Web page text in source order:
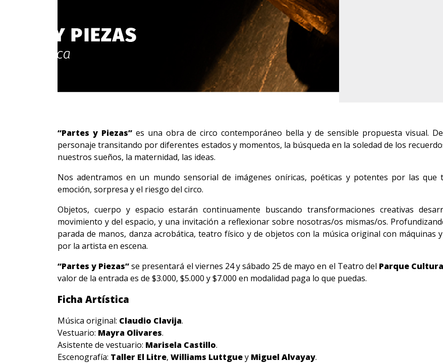
“Partes y Piezas”es una obra de circo contemporáneo bella y de sensible propuesta visual.
personaje transitando por diferentes estados y momentos, la búsqueda en la soledad de los
nuestros sueños, la maternidad, las ideas.
Nos adentramos en un mundo sensorial de imágenes oníricas, poéticas y potentes por las
emoción, sorpresa y el riesgo del circo.
Objetos, cuerpo y espacio estarán continuamente buscando transformaciones creativas
movimiento y del espacio, y una invitación a reflexionar sobre nosotras/os mismas/os.
parada de manos, danza acrobática, teatro físico y de objetos con la música original con máquinas
por la artista en escena.
“Partes y Piezas”se presentará el viernes 24 y sábado 25 de mayo en el Teatro del Parque
valor de la entrada es de $3.000, $5.000 y $7.000 en modalidad paga lo que puedas.
Ficha Artística
Música original: Claudio Clavija.
Vestuario: Mayra Olivares.
Asistente de vestuario: Marisela Castillo.
Escenografía: Taller El Litre, Williams Luttguey Miguel Alvayay.